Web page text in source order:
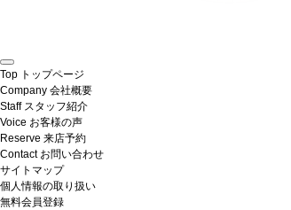
Top トップページ
Company 会社概要
Staff スタッフ紹介
Voice お客様の声
Reserve 来店予約
Contact お問い合わせ
サイトマップ
個人情報の取り扱い
無料会員登録